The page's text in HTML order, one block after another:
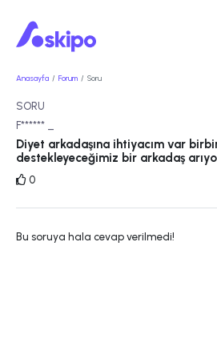
Anasayfa Forum Soru
SORU
F****** _
Diyet arkadaşına ihtiyacım var
destekleyeceğimiz bir arkadaş
0
Bu soruya hala cevap verilmedi!